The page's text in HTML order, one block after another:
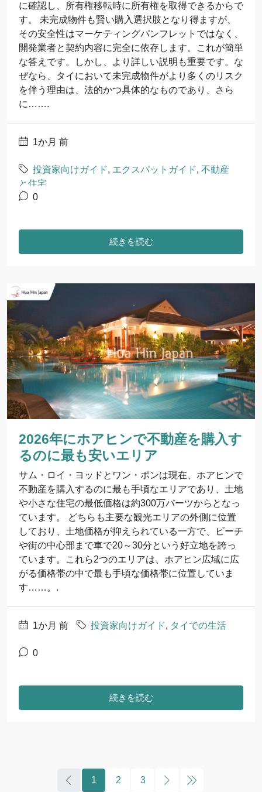
に確認し、所有権移転時に所有権を取得できるからで
す。 未完成物件も賢い購入選択肢となり得ますが、
その安全性はマーケティングパンフレットではなく、
開発業者と契約内容に完全に依存します。これが簡単
な答えです。しかし、より詳しい説明も重要です。な
ぜなら、タイにおいて未完成物件がより多くのリスク
を伴う理由は、法的かつ具体的なものであり、さら
に…….
1か月 前
投資家向けガイド, エクスパットガイド, 不動産
と住宅
0
続きを読む
2026年にホアヒンで不動産を購入す
るのに最も安いエリア
サム・ロイ・ヨッドとワン・ポンは現在、ホアヒンで
不動産を購入するのに最も手頃なエリアであり、土地
や小さな住宅の最低価格は約300万バーツからとなっ
ています。 どちらも主要な観光エリアの外側に位置
しており、土地価格が抑えられている一方で、ビーチ
や街の中心部まで車で20～30分という好立地を誇っ
ています。これら2つのエリアは、ホアヒン広域に広
がる価格帯の中で最も手頃な価格帯に位置していま
す……。.
1か月 前 投資家向けガイド, タイでの生活
0
続きを読む
1 2 3